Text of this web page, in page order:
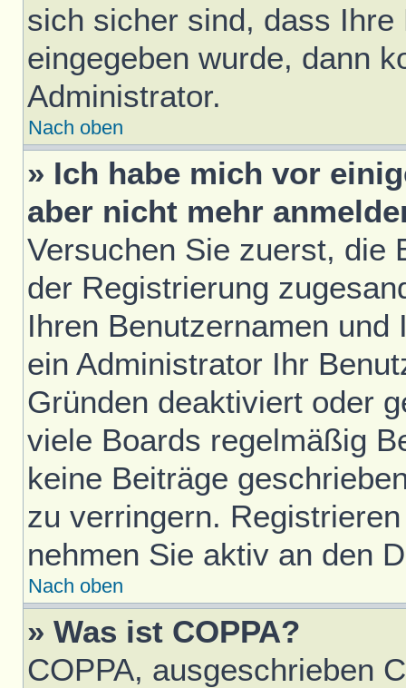
sich sicher sind, dass
eingegeben wurde, dann
Administrator.
Nach oben
» Ich habe mich vor
aber nicht mehr
Versuchen Sie zuerst, die
der Registrierung
Ihren Benutzernamen
ein Administrator Ihr
Gründen deaktiviert oder
viele Boards regelmäßig
keine Beiträge
zu verringern.
nehmen Sie aktiv an den
Nach oben
» Was ist COPPA?
COPPA, ausgeschrieben